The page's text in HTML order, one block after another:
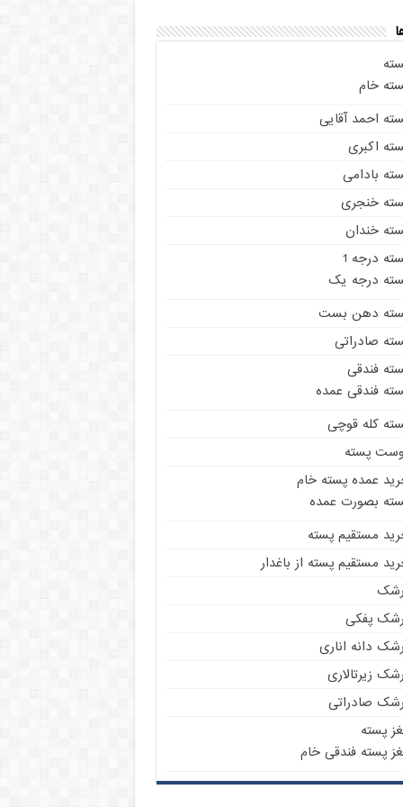
خام
احمد آقایی
اکبری
بادامی
خنجری
خندان
درجه 1
درجه یک
دهن بست
صادراتی
فندقی
فندقی عمده
کله قوچی
پسته
عمده پسته خام
بصورت عمده
مستقیم پسته
مستقیم پسته از باغدار
پفکی
دانه اناری
زیرتالاری
صادراتی
پسته
پسته فندقی خام